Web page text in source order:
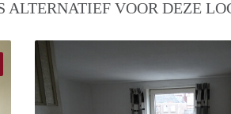
ALTERNATIEF VOOR DEZE